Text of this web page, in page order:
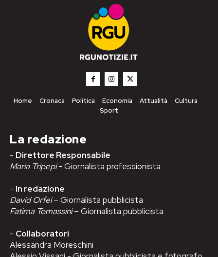
Home Cronaca Politica Economia Attualità
Cultura
Sport
La redazione
- Direttore Responsabile
Maria Tripepi- Giornalista professionista
- In redazione
David Orfei– Giornalista pubblicista
Fatima Tomassini– Giornalista pubblicista
- Collaboratori
Alessandra Moreschini